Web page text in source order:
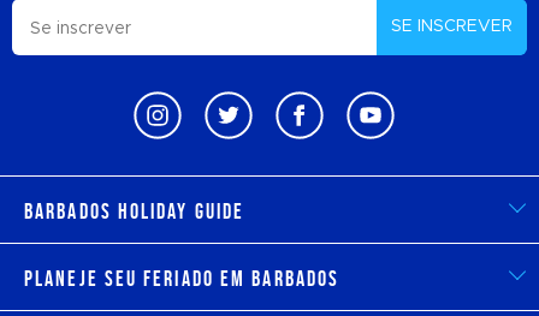
SE INSCREVER
Barbados Holiday Guide
Planeje seu feriado em Barbados